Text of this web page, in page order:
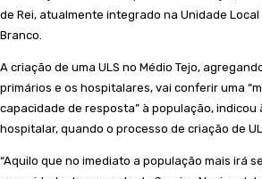
de Rei, atualmente integrado na Unidade
Branco.
A criação de uma ULS no Médio Tejo,
primários e os hospitalares, vai conferir uma
capacidade de resposta” à população, indicou
hospitalar, quando o processo de criação de
“Aquilo que no imediato a população mais irá